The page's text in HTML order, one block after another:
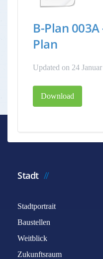
B-Plan
Plan
Updated on 24
Download
Stadt
Stadtportrait
Baustellen
Weitblick
Zukunftsraum